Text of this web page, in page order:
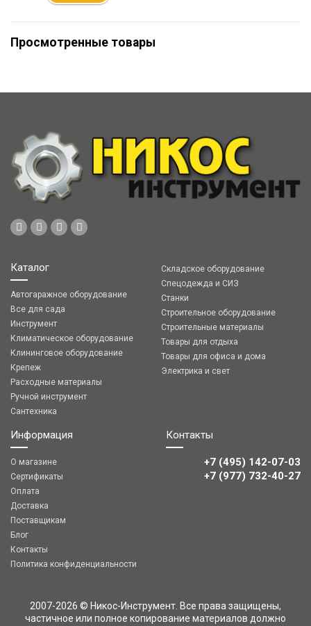
Просмотренные товары
Каталог
Автогаражное оборудование
Все для сада
Инструмент
Климатическое оборудование
Клининговое оборудование
Крепеж
Расходные материалы
Ручной инструмент
Сантехника
Складское оборудование
Спецодежда и СИЗ
Станки
Строительное оборудование
Строительные материалы
Товары для отдыха
Товары для офиса и дома
Электрика и свет
Информация
О магазине
Сертификаты
Оплата
Доставка
Поставщикам
Блог
Контакты
Политика конфиденциальности
Контакты
+7 (495) 142-07-03
‎‎+7 (977) 732-40-27
2007-2026 © Никос-Инструмент. Все права защищены,
частичное или полное копирование материалов должно